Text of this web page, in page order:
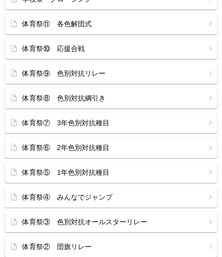
体育祭⑪ 各色解団式
体育祭⑩ 応援合戦
体育祭⑨ 色別対抗リレー
体育祭⑧ 色別対抗綱引き
体育祭⑦ 3年色別対抗種目
体育祭⑥ 2年色別対抗種目
体育祭⑤ 1年色別対抗種目
体育祭④ みんなでジャンプ
体育祭③ 色別対抗オールスターリレー
体育祭② 団旗リレー